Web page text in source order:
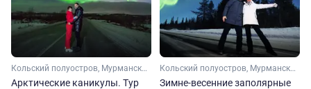
Кольский полуостров, Мурманская область, Арктика
Арктические каникулы. Тур
Кольский полуостров, Мурманская область, Арктика
Зимне-весенние заполярные